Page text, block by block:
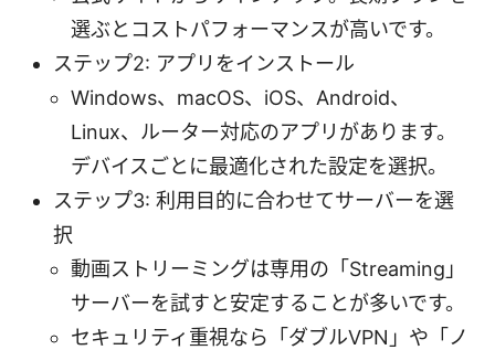
選ぶとコストパフォーマンスが高いです。
ステップ2: アプリをインストール
Windows、macOS、iOS、Android、
Linux、ルーター対応のアプリがあります。
デバイスごとに最適化された設定を選択。
ステップ3: 利用目的に合わせてサーバーを選
択
動画ストリーミングは専用の「Streaming」
サーバーを試すと安定することが多いです。
セキュリティ重視なら「ダブルVPN」や「ノ